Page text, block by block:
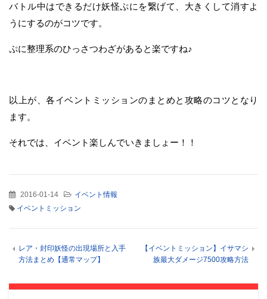
バトル中はできるだけ妖怪ぷにを繋げて、大きくして消すよ
うにするのがコツです。
ぷに整理系のひっさつわざがあると楽ですね♪
以上が、各イベントミッションのまとめと攻略のコツとなり
ます。
それでは、イベント楽しんでいきましょー！！
2016-01-14
イベント情報
イベントミッション
レア・封印妖怪の出現場所と入手
方法まとめ【通常マップ】
【イベントミッション】イサマシ
族最大ダメージ7500攻略方法